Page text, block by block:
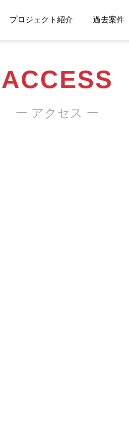
プロジェクト紹介 過去案件
ACCESS
ー アクセス ー